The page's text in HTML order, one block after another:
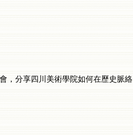
，分享四川美術學院如何在歷史脈絡